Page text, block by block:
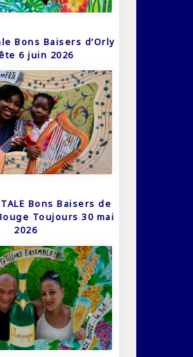
Bons Baisers d’Orly
6 juin 2026
Bons Baisers de
Toujours 30 mai
2026